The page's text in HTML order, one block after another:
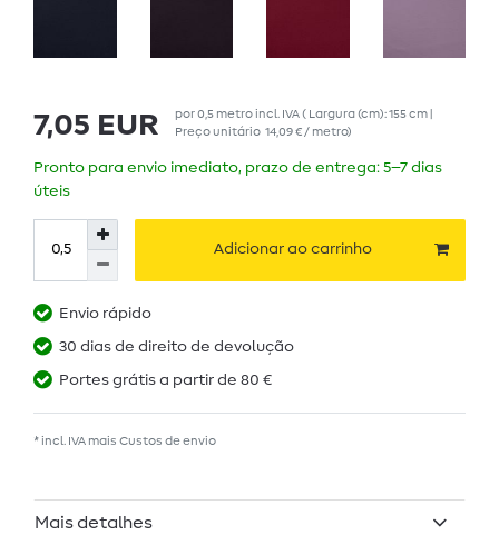
7,05 EUR por0,5 metroincl. IVA( Largura (cm): 155 cm |
Preço unitário 14,09 € / metro)
Pronto para envio imediato, prazo de entrega: 5–7 dias
úteis
Adicionar ao carrinho
Envio rápido
30 dias de direito de devolução
Portes grátis a partir de 80 €
* incl. IVA mais Custos de envio
Mais detalhes